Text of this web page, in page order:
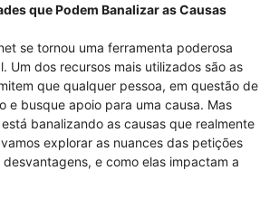
que Podem Banalizar as Causas
se tornou uma ferramenta poderosa
Um dos recursos mais utilizados são as
que qualquer pessoa, em questão de
e busque apoio para uma causa. Mas
banalizando as causas que realmente
explorar as nuances das petições
e como elas impactam a